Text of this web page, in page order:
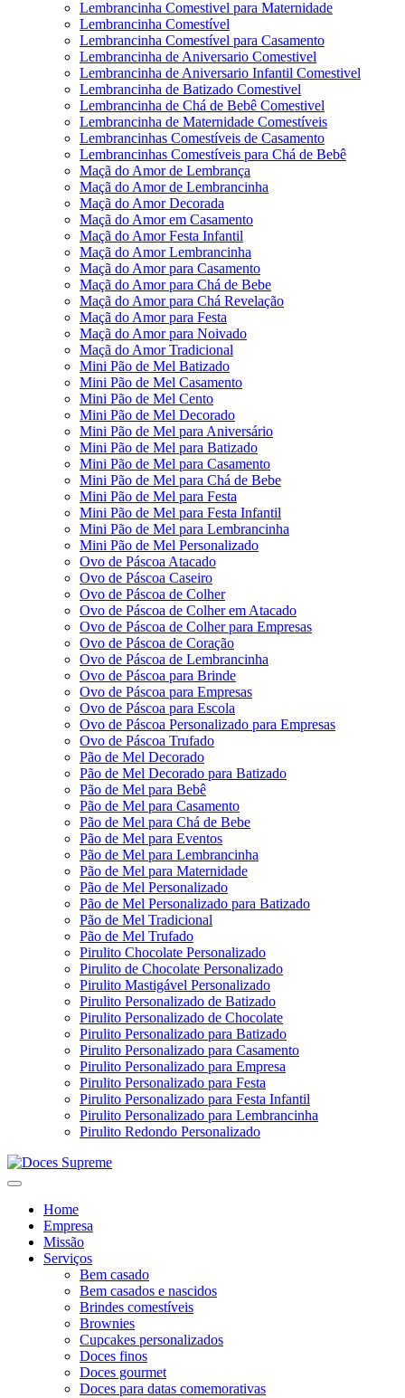
Lembrancinha Comestivel para Maternidade
Lembrancinha Comestível
Lembrancinha Comestível para Casamento
Lembrancinha de Aniversario Comestivel
Lembrancinha de Aniversario Infantil Comestivel
Lembrancinha de Batizado Comestivel
Lembrancinha de Chá de Bebê Comestivel
Lembrancinha de Maternidade Comestíveis
Lembrancinhas Comestíveis de Casamento
Lembrancinhas Comestíveis para Chá de Bebê
Maçã do Amor de Lembrança
Maçã do Amor de Lembrancinha
Maçã do Amor Decorada
Maçã do Amor em Casamento
Maçã do Amor Festa Infantil
Maçã do Amor Lembrancinha
Maçã do Amor para Casamento
Maçã do Amor para Chá de Bebe
Maçã do Amor para Chá Revelação
Maçã do Amor para Festa
Maçã do Amor para Noivado
Maçã do Amor Tradicional
Mini Pão de Mel Batizado
Mini Pão de Mel Casamento
Mini Pão de Mel Cento
Mini Pão de Mel Decorado
Mini Pão de Mel para Aniversário
Mini Pão de Mel para Batizado
Mini Pão de Mel para Casamento
Mini Pão de Mel para Chá de Bebe
Mini Pão de Mel para Festa
Mini Pão de Mel para Festa Infantil
Mini Pão de Mel para Lembrancinha
Mini Pão de Mel Personalizado
Ovo de Páscoa Atacado
Ovo de Páscoa Caseiro
Ovo de Páscoa de Colher
Ovo de Páscoa de Colher em Atacado
Ovo de Páscoa de Colher para Empresas
Ovo de Páscoa de Coração
Ovo de Páscoa de Lembrancinha
Ovo de Páscoa para Brinde
Ovo de Páscoa para Empresas
Ovo de Páscoa para Escola
Ovo de Páscoa Personalizado para Empresas
Ovo de Páscoa Trufado
Pão de Mel Decorado
Pão de Mel Decorado para Batizado
Pão de Mel para Bebê
Pão de Mel para Casamento
Pão de Mel para Chá de Bebe
Pão de Mel para Eventos
Pão de Mel para Lembrancinha
Pão de Mel para Maternidade
Pão de Mel Personalizado
Pão de Mel Personalizado para Batizado
Pão de Mel Tradicional
Pão de Mel Trufado
Pirulito Chocolate Personalizado
Pirulito de Chocolate Personalizado
Pirulito Mastigável Personalizado
Pirulito Personalizado de Batizado
Pirulito Personalizado de Chocolate
Pirulito Personalizado para Batizado
Pirulito Personalizado para Casamento
Pirulito Personalizado para Empresa
Pirulito Personalizado para Festa
Pirulito Personalizado para Festa Infantil
Pirulito Personalizado para Lembrancinha
Pirulito Redondo Personalizado
Home
Empresa
Missão
Serviços
Bem casado
Bem casados e nascidos
Brindes comestíveis
Brownies
Cupcakes personalizados
Doces finos
Doces gourmet
Doces para datas comemorativas